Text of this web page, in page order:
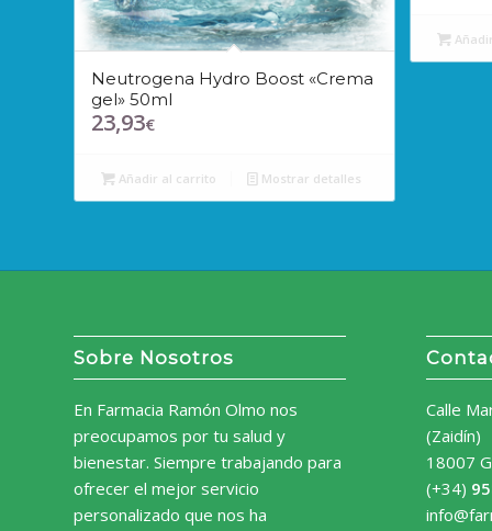
Neutrogena Hydro Boost «Crema
gel» 50ml
23,93€
Añadir al carrito Mostrar detalles
Sobre Nosotros
En Farmacia Ramón Olmo nos
preocupamos por tu salud y
bienestar. Siempre trabajando para
ofrecer el mejor servicio
personalizado que nos ha
Calle
(Zaidín)
18007
(+34)